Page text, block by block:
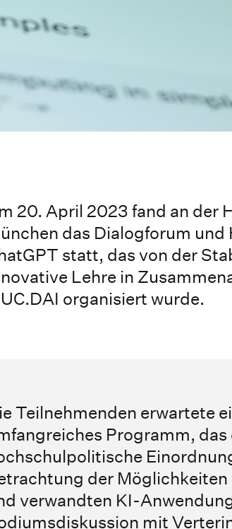
20. April 2023 fand an der
das Dialogforum und
statt, das von der
Lehre in
organisiert wurde.
Teilnehmenden erwartete
Programm, das
der Möglichkeiten
verwandten KI-
mit